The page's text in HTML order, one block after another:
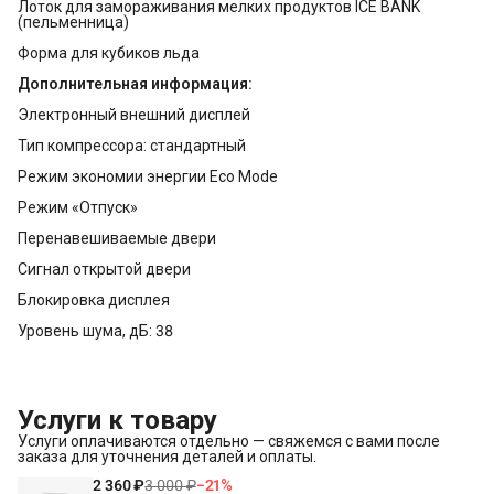
Лоток для замораживания мелких продуктов ICE BANK
(пельменница)
Форма для кубиков льда
Дополнительная информация:
Электронный внешний дисплей
Тип компрессора: стандартный
Режим экономии энергии Eco Mode
Режим «Отпуск»
Перенавешиваемые двери
Сигнал открытой двери
Блокировка дисплея
Уровень шума, дБ: 38
Услуги к товару
Услуги оплачиваются отдельно — свяжемся с вами после
заказа для уточнения деталей и оплаты.
2 360 ₽3 000 ₽−21%